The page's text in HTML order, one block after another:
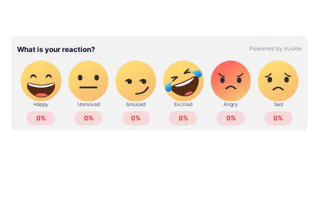
നിലനിർത്തണം. അല്ലെങ്കിൽ ബാങ്കുകൾ പിഴ
ഈടാക്കും. എന്നാൽ ഒരു സേവിങ്സ്
അക്കൗണ്ടിൽ പരമാവധി എത്ര പണം
സൂക്ഷിക്കാൻ കഴിയുമെന്ന് അറിയാമോ?